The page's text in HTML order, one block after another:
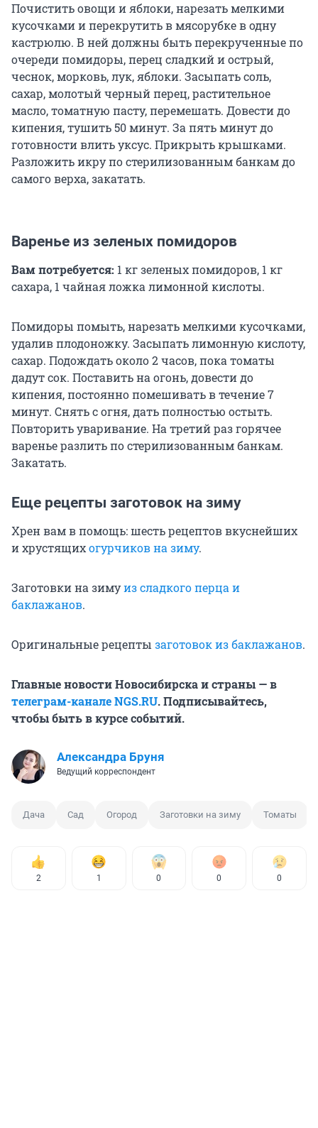
Почистить овощи и яблоки, нарезать мелкими
кусочками и перекрутить в мясорубке в одну
кастрюлю. В ней должны быть перекрученные по
очереди помидоры, перец сладкий и острый,
чеснок, морковь, лук, яблоки. Засыпать соль,
сахар, молотый черный перец, растительное
масло, томатную пасту, перемешать. Довести до
кипения, тушить 50 минут. За пять минут до
готовности влить уксус. Прикрыть крышками.
Разложить икру по стерилизованным банкам до
самого верха, закатать.
Варенье из зеленых помидоров
Вам потребуется: 1 кг зеленых помидоров, 1 кг
сахара, 1 чайная ложка лимонной кислоты.
Помидоры помыть, нарезать мелкими кусочками,
удалив плодоножку. Засыпать лимонную кислоту,
сахар. Подождать около 2 часов, пока томаты
дадут сок. Поставить на огонь, довести до
кипения, постоянно помешивать в течение 7
минут. Снять с огня, дать полностью остыть.
Повторить уваривание. На третий раз горячее
варенье разлить по стерилизованным банкам.
Закатать.
Еще рецепты заготовок на зиму
Хрен вам в помощь: шесть рецептов вкуснейших
и хрустящихогурчиков на зиму.
Заготовки на зимуиз сладкого перца и
баклажанов.
Оригинальные рецепты заготовок из баклажанов.
Главные новости Новосибирска и страны — в
телеграм-канале NGS.RU. Подписывайтесь,
чтобы быть в курсе событий.
Александра Бруня
Ведущий корреспондент
Дача Сад Огород Заготовки на зиму Томаты
2 1 0 0 0